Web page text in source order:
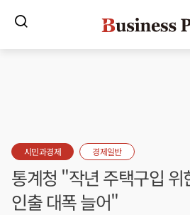
시민과경제 경제일반
통계청 "작년 주택구입 위
인출 대폭 늘어"